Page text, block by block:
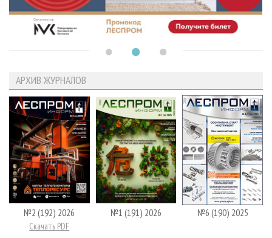
АРХИВ ЖУРНАЛОВ
№2 (192) 2026
Скачать PDF
№1 (191) 2026 №6 (190) 2025